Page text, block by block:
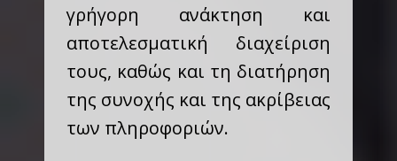
γρήγορη ανάκτηση και
αποτελεσματική διαχείριση
τους, καθώς και τη διατήρηση
της συνοχής και της ακρίβειας
των πληροφοριών.